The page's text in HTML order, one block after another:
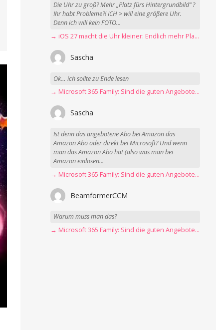
Die Uhr zu groß? Mehr „Platz fürs Hintergrundbild“ ?
Ihr habt Probleme?! ICH > will eine größere Uhr.
Denn ich will kein FOTO...
→ iOS 27 macht die Uhr kleiner: Endlich mehr Platz fürs Hintergrundbild
Sascha
Ok… ich sollte zu Ende lesen
→ Microsoft 365 Family: Sind die guten Angebote vorbei?
Sascha
Ist denn das angebotene Abo bei Amazon das
Amazon Abo oder direkt bei Microsoft? Und wenn
man das Amazon Abo hat (also was man bei
Amazon einlösen...
→ Microsoft 365 Family: Sind die guten Angebote vorbei?
BeamformerCCM
Warum muss man das?
→ Microsoft 365 Family: Sind die guten Angebote vorbei?